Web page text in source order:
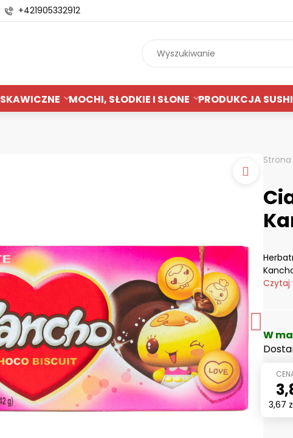
+421905332912
MOCHI, SŁODKIE I SŁONE PRODUKCJA SUSHI
Strona
Czytaj
W
3,67